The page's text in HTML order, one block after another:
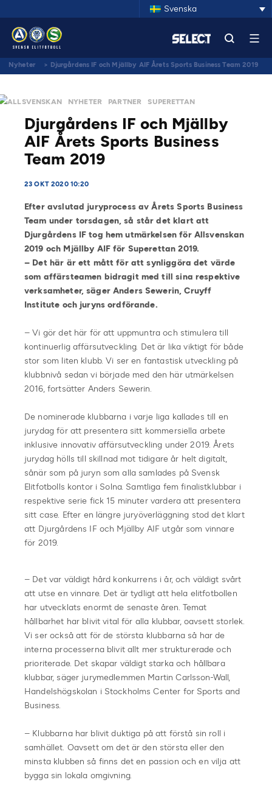
Svenska
Nyheter > Djurgårdens IF och Mjällby AIF Årets Sports Business Team 2019
ALLSVENSKAN NYHETER PARTNER SUPERETTAN
Djurgårdens IF och Mjällby
AIF Årets Sports Business
Team 2019
23 OKT 2020 10:20
Efter avslutad juryprocess av Årets Sports Business
Team under torsdagen, så står det klart att
Djurgårdens IF tog hem utmärkelsen för Allsvenskan
2019 och Mjällby AIF för Superettan 2019.
– Det här är ett mått för att synliggöra det värde
som affärsteamen bidragit med till sina respektive
verksamheter, säger Anders Sewerin, Cruyff
Institute och juryns ordförande.
– Vi gör det här för att uppmuntra och stimulera till
kontinuerlig affärsutveckling. Det är lika viktigt för både
stor som liten klubb. Vi ser en fantastisk utveckling på
klubbnivå sedan vi började med den här utmärkelsen
2016, fortsätter Anders Sewerin.
De nominerade klubbarna i varje liga kallades till en
jurydag för att presentera sitt kommersiella arbete
inklusive innovativ affärsutveckling under 2019. Årets
jurydag hölls till skillnad mot tidigare år helt digitalt,
sånär som på juryn som alla samlades på Svensk
Elitfotbolls kontor i Solna. Samtliga fem finalistklubbar i
respektive serie fick 15 minuter vardera att presentera
sitt case. Efter en längre juryöverläggning stod det klart
att Djurgårdens IF och Mjällby AIF utgår som vinnare
för 2019.
– Det var väldigt hård konkurrens i år, och väldigt svårt
att utse en vinnare. Det är tydligt att hela elitfotbollen
har utvecklats enormt de senaste åren. Temat
hållbarhet har blivit vital för alla klubbar, oavsett storlek.
Vi ser också att för de största klubbarna så har de
interna processerna blivit allt mer strukturerade och
prioriterade. Det skapar väldigt starka och hållbara
klubbar, säger jurymedlemmen Martin Carlsson-Wall,
Handelshögskolan i Stockholms Center for Sports and
Business.
– Klubbarna har blivit duktiga på att förstå sin roll i
samhället. Oavsett om det är den största eller den
minsta klubben så finns det en passion och en vilja att
bygga sin lokala omgivning.